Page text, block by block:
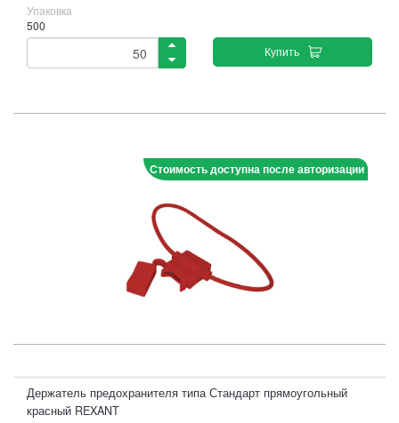
Упаковка
500
Купить
Стоимость доступна после авторизации
Держатель предохранителя типа Стандарт прямоугольный
красный REXANT